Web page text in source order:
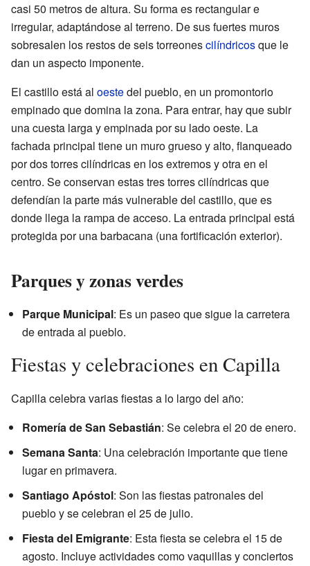
casi 50 metros de altura. Su forma es rectangular e
irregular, adaptándose al terreno. De sus fuertes muros
sobresalen los restos de seis torreonescilíndricosque le
dan un aspecto imponente.
El castillo está al oestedel pueblo, en un promontorio
empinado que domina la zona. Para entrar, hay que subir
una cuesta larga y empinada por su lado oeste. La
fachada principal tiene un muro grueso y alto, flanqueado
por dos torres cilíndricas en los extremos y otra en el
centro. Se conservan estas tres torres cilíndricas que
defendían la parte más vulnerable del castillo, que es
donde llega la rampa de acceso. La entrada principal está
protegida por una barbacana (una fortificación exterior).
Parques y zonas verdes
Parque Municipal: Es un paseo que sigue la carretera
de entrada al pueblo.
Fiestas y celebraciones en Capilla
Capilla celebra varias fiestas a lo largo del año:
Romería de San Sebastián: Se celebra el 20 de enero.
Semana Santa: Una celebración importante que tiene
lugar en primavera.
Santiago Apóstol: Son las fiestas patronales del
pueblo y se celebran el 25 de julio.
Fiesta del Emigrante: Esta fiesta se celebra el 15 de
agosto. Incluye actividades como vaquillas y conciertos